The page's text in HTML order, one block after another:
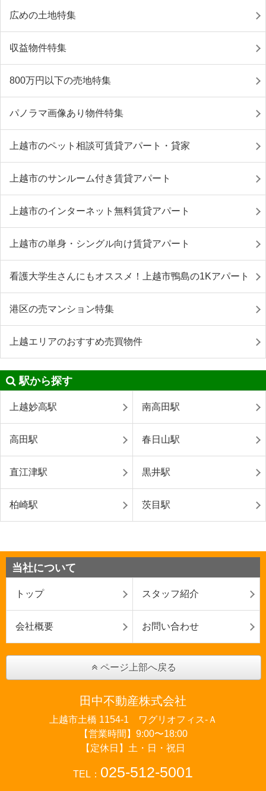
広めの土地特集
収益物件特集
800万円以下の売地特集
パノラマ画像あり物件特集
上越市のペット相談可賃貸アパート・貸家
上越市のサンルーム付き賃貸アパート
上越市のインターネット無料賃貸アパート
上越市の単身・シングル向け賃貸アパート
看護大学生さんにもオススメ！上越市鴨島の1Kアパート
港区の売マンション特集
上越エリアのおすすめ売買物件
駅から探す
上越妙高駅 南高田駅
高田駅 春日山駅
直江津駅 黒井駅
柏崎駅 茨目駅
当社について
トップ スタッフ紹介
会社概要 お問い合わせ
ページ上部へ戻る
田中不動産株式会社
上越市土橋 1154-1 ワグリオフィス‐Ａ
【営業時間】9:00〜18:00
【定休日】土・日・祝日
TEL： 025-512-5001